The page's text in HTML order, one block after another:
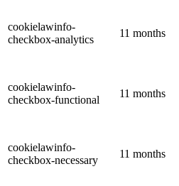
cookielawinfo-
checkbox-analytics
11 months
cookielawinfo-
checkbox-functional
11 months
cookielawinfo-
checkbox-necessary
11 months